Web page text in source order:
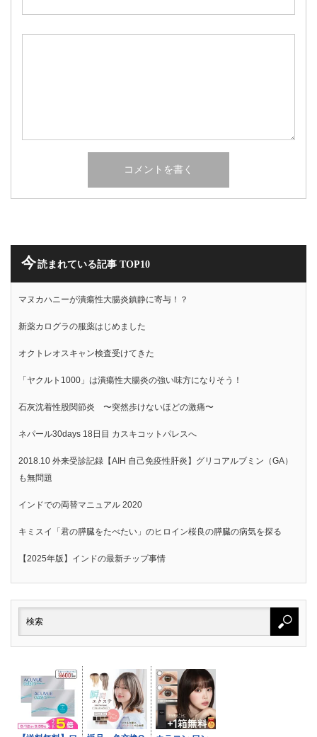
今読まれている記事 TOP10
マヌカハニーが潰瘍性大腸炎鎮静に寄与！？
新薬カログラの服薬はじめました
オクトレオスキャン検査受けてきた
「ヤクルト1000」は潰瘍性大腸炎の強い味方になりそう！
石灰沈着性股関節炎 〜突然歩けないほどの激痛〜
ネパール30days 18日目 カスキコットパレスへ
2018.10 外来受診記録【AIH 自己免疫性肝炎】グリコアルブミン（GA）
も無問題
インドでの両替マニュアル 2020
キミスイ「君の膵臓をたべたい」のヒロイン桜良の膵臓の病気を探る
【2025年版】インドの最新チップ事情